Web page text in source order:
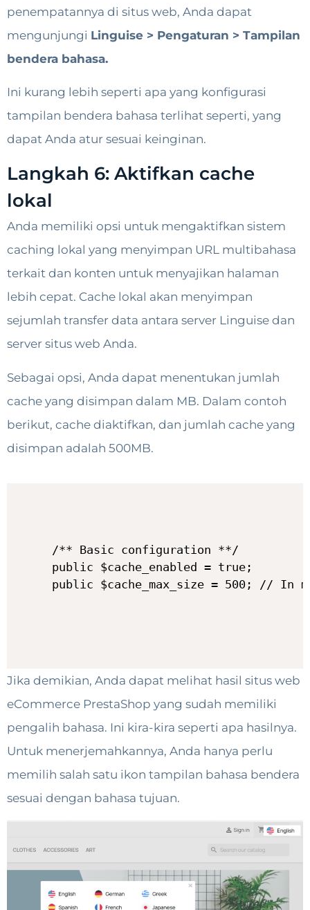
penempatannya di situs web, Anda dapat
mengunjungi Linguise > Pengaturan > Tampilan
bendera bahasa.
Ini kurang lebih seperti apa yang konfigurasi
tampilan bendera bahasa terlihat seperti, yang
dapat Anda atur sesuai keinginan.
Langkah 6: Aktifkan cache
lokal
Anda memiliki opsi untuk mengaktifkan sistem
caching lokal yang menyimpan URL multibahasa
terkait dan konten untuk menyajikan halaman
lebih cepat. Cache lokal akan menyimpan
sejumlah transfer data antara server Linguise dan
server situs web Anda.
Sebagai opsi, Anda dapat menentukan jumlah
cache yang disimpan dalam MB. Dalam contoh
berikut, cache diaktifkan, dan jumlah cache yang
disimpan adalah 500MB.
/** Basic configuration **/
public $cache_enabled = true;
public $cache_max_size = 500; // In
Jika demikian, Anda dapat melihat hasil situs web
eCommerce PrestaShop yang sudah memiliki
pengalih bahasa. Ini kira-kira seperti apa hasilnya.
Untuk menerjemahkannya, Anda hanya perlu
memilih salah satu ikon tampilan bahasa bendera
sesuai dengan bahasa tujuan.